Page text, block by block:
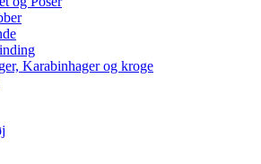
Karabinhager og kroge